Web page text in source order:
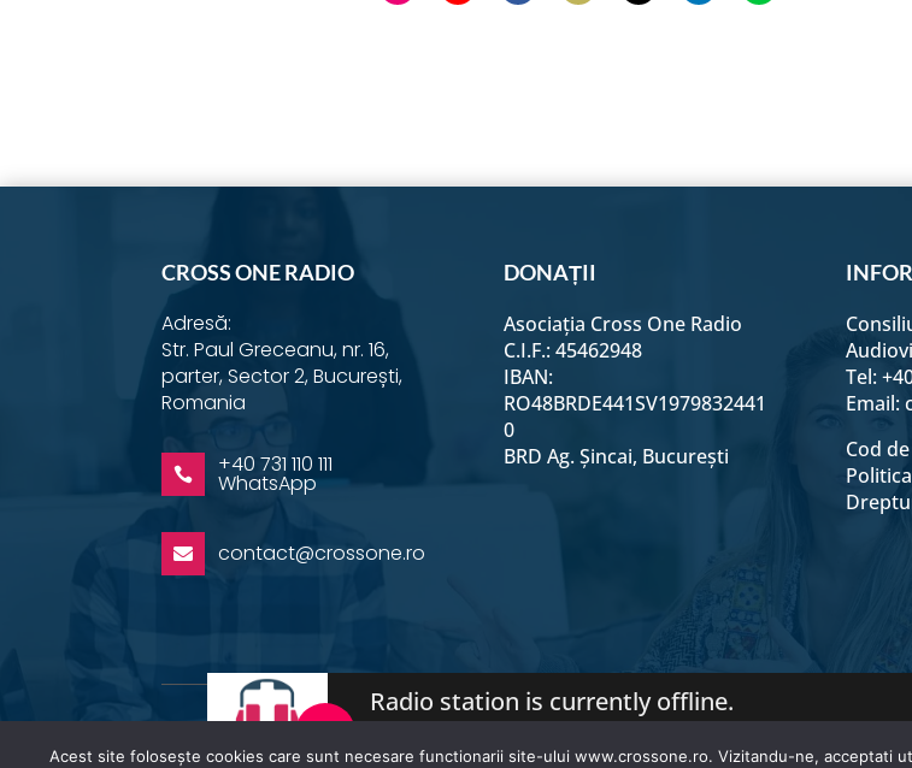
CROSS ONE RADIO
Adresă:
Str. Paul Greceanu, nr. 16,
parter, Sector 2, București,
Romania
 +40 731 110 111
WhatsApp
 contact@crossone.ro
DONAȚII
Asociația Cross One Radio
C.I.F.: 45462948
IBAN:
RO48BRDE441SV1979832441
0
BRD Ag. Șincai, București
Tel:
Email:
Cod
Radio station is currently offline.
© Cross One Radio 2026 | All
Acest site folosește cookies care sunt necesare functionarii site-ului www.crossone.ro. Vizitandu-ne, acceptati